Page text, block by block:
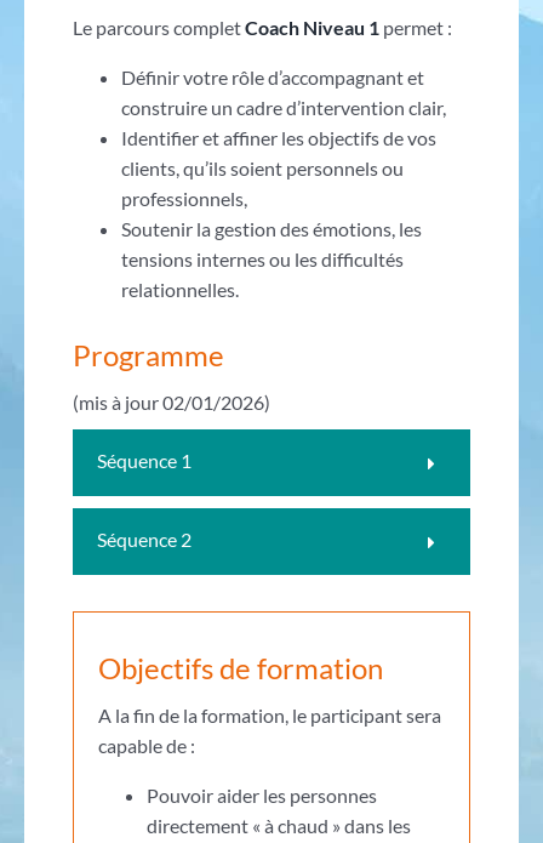
Le parcours completCoach Niveau 1 permet :
Définir votre rôle d’accompagnant et
construire un cadre d’intervention clair,
Identifier et affiner les objectifs de vos
clients, qu’ils soient personnels ou
professionnels,
Soutenir la gestion des émotions, les
tensions internes ou les difficultés
relationnelles.
Programme
(mis à jour 02/01/2026)
Séquence 1
Séquence 2
Objectifs de formation
A la fin de la formation, le participant sera
capable de :
Pouvoir aider les personnes
directement « à chaud » dans les